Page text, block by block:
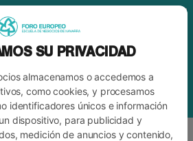
SU PRIVACIDAD
almacenamos o accedemos a
como cookies, y procesamos
identificadores únicos e información
dispositivo, para publicidad y
medición de anuncios y contenido,